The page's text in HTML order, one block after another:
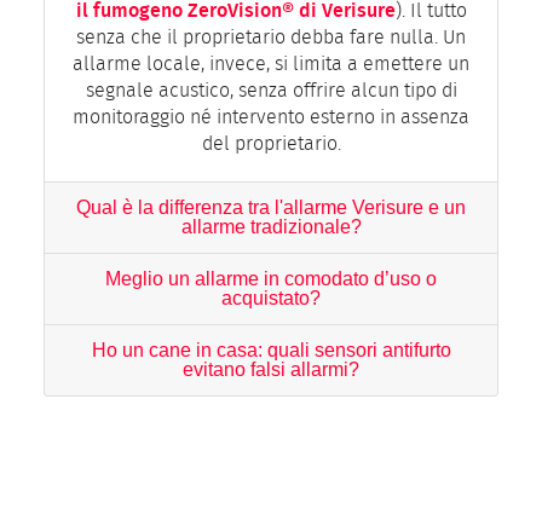
il fumogeno ZeroVision® di Verisure). Il tutto
senza che il proprietario debba fare nulla. Un
allarme locale, invece, si limita a emettere un
segnale acustico, senza offrire alcun tipo di
monitoraggio né intervento esterno in assenza
del proprietario.
Qual è la differenza tra l'allarme Verisure e un
allarme tradizionale?
Meglio un allarme in comodato d’uso o
acquistato?
Ho un cane in casa: quali sensori antifurto
evitano falsi allarmi?